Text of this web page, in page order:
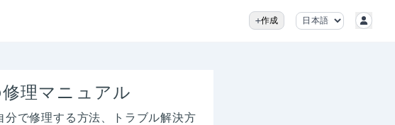
作成
理マニュアル
分で修理する方法、トラブル解決方